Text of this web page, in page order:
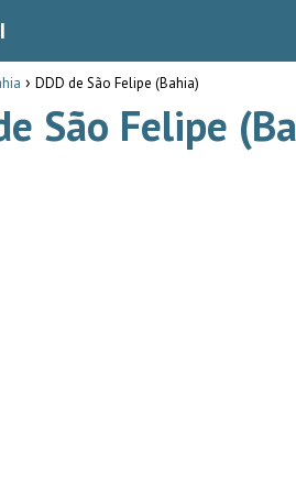
DDD de São Felipe (Bahia)
São Felipe